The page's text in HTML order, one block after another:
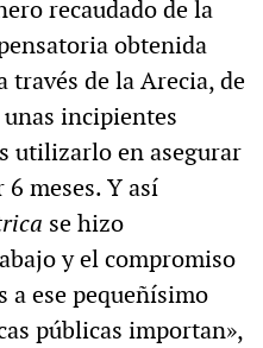
recaudado de la
obtenida
través de la Arecia, de
incipientes
utilizarlo en asegurar
meses. Y así
se hizo
y el compromiso
a ese pequeñísimo
públicas importan»,